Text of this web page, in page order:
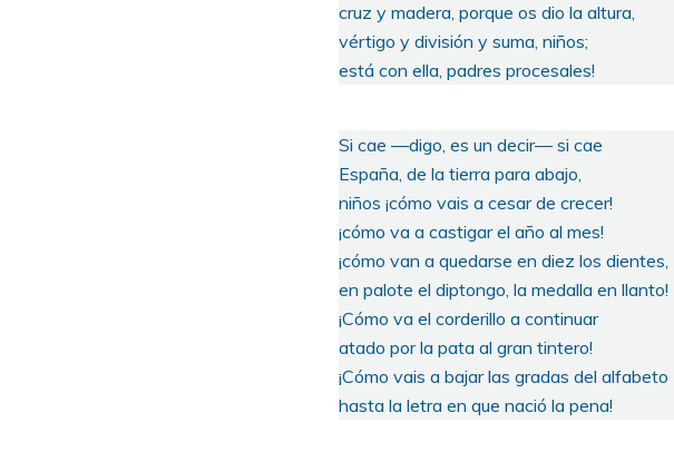
cruz y madera, porque os dio la altura,
vértigo y división y suma, niños;
está con ella, padres procesales!
Si cae —digo, es un decir— si cae
España, de la tierra para abajo,
niños ¡cómo vais a cesar de crecer!
¡cómo va a castigar el año al mes!
¡cómo van a quedarse en diez los dientes,
en palote el diptongo, la medalla en llanto!
¡Cómo va el corderillo a continuar
atado por la pata al gran tintero!
¡Cómo vais a bajar las gradas del alfabeto
hasta la letra en que nació la pena!